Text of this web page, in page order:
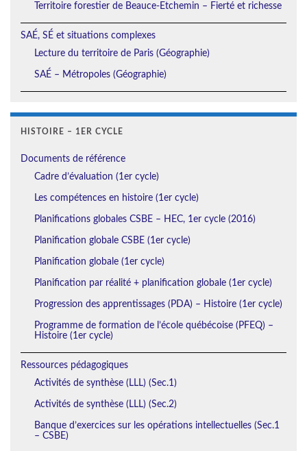
Territoire forestier de Beauce-Etchemin – Fierté et richesse
SAÉ, SÉ et situations complexes
Lecture du territoire de Paris (Géographie)
SAÉ – Métropoles (Géographie)
HISTOIRE – 1ER CYCLE
Documents de référence
Cadre d’évaluation (1er cycle)
Les compétences en histoire (1er cycle)
Planifications globales CSBE – HEC, 1er cycle (2016)
Planification globale CSBE (1er cycle)
Planification globale (1er cycle)
Planification par réalité + planification globale (1er cycle)
Progression des apprentissages (PDA) – Histoire (1er cycle)
Programme de formation de l’école québécoise (PFEQ) –
Histoire (1er cycle)
Ressources pédagogiques
Activités de synthèse (LLL) (Sec.1)
Activités de synthèse (LLL) (Sec.2)
Banque d’exercices sur les opérations intellectuelles (Sec.1
– CSBE)